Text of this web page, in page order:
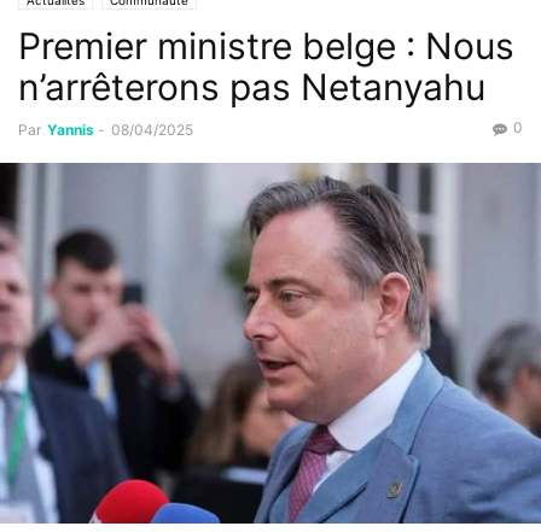
Premier ministre belge : Nous
n’arrêterons pas Netanyahu
Par Yannis - 08/04/2025 0